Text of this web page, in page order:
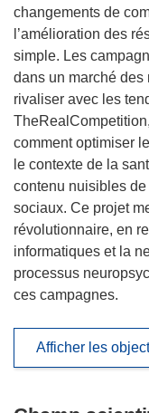
changements de
l’amélioration des
simple. Les
dans un marché des
rivaliser avec les
comment optimiser
le contexte de la
contenu nuisibles
sociaux. Ce projet
révolutionnaire, en
informatiques et la
processus
ces campagnes.
Afficher les